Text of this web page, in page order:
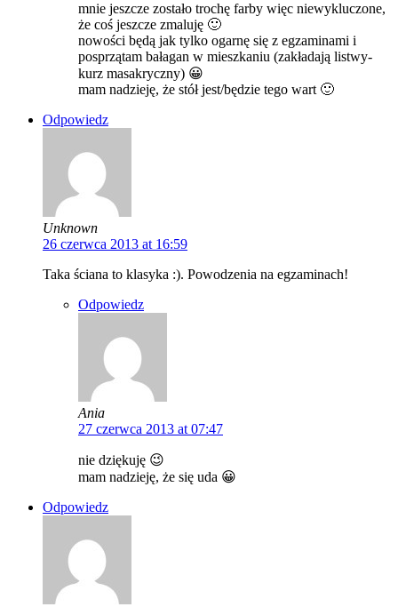
mnie jeszcze zostało trochę farby więc niewykluczone,
że coś jeszcze zmaluję 🙂
nowości będą jak tylko ogarnę się z egzaminami i
posprzątam bałagan w mieszkaniu (zakładają listwy-
kurz masakryczny) 😀
mam nadzieję, że stół jest/będzie tego wart 🙂
Odpowiedz
Unknown
26 czerwca 2013 at 16:59
Taka ściana to klasyka :). Powodzenia na egzaminach!
Odpowiedz
Ania
27 czerwca 2013 at 07:47
nie dziękuję 😉
mam nadzieję, że się uda 😀
Odpowiedz